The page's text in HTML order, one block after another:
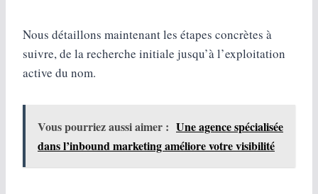
Nous détaillons maintenant les étapes concrètes à
suivre, de la recherche initiale jusqu’à l’exploitation
active du nom.
Vous pourriez aussi aimer : Une agence spécialisée
dans l’inbound marketing améliore votre visibilité